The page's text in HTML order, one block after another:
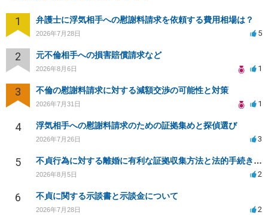
1 弁護士に浮気相手への慰謝料請求を依頼する費用相場は？
2026年7月28日 5
2 元不倫相手への損害賠償請求など
2026年8月6日 1
3 不倫の慰謝料請求に対する減額交渉の可能性と対策
2026年7月31日 1
4 浮気相手への慰謝料請求のための証拠集めと探偵選び
2026年7月26日 3
5 不貞行為に対する離婚に有利な証拠収集方法と法的手続きについて
2026年8月5日 2
6 不貞に関する示談書と示談金について
2026年7月28日 2